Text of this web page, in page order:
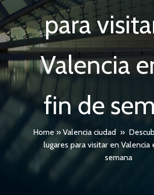
para
Valencia
fin de
Home » Valencia ciudad »
lugares para visitar en Valencia
semana